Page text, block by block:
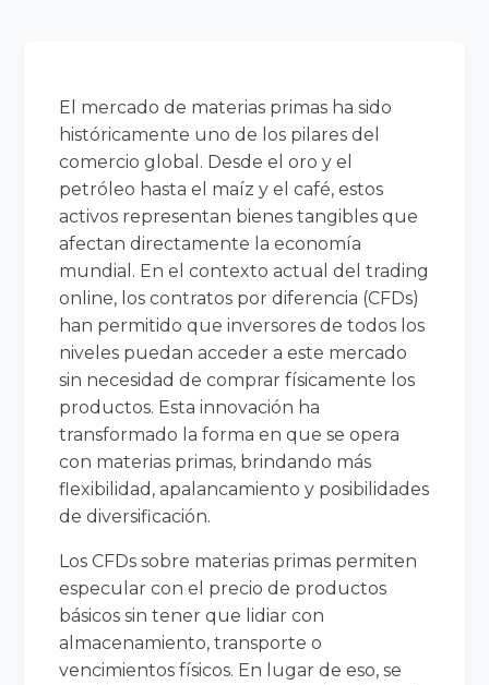
El mercado de materias primas ha sido
históricamente uno de los pilares del
comercio global. Desde el oro y el
petróleo hasta el maíz y el café, estos
activos representan bienes tangibles que
afectan directamente la economía
mundial. En el contexto actual del trading
online, los contratos por diferencia (CFDs)
han permitido que inversores de todos los
niveles puedan acceder a este mercado
sin necesidad de comprar físicamente los
productos. Esta innovación ha
transformado la forma en que se opera
con materias primas, brindando más
flexibilidad, apalancamiento y posibilidades
de diversificación.
Los CFDs sobre materias primas permiten
especular con el precio de productos
básicos sin tener que lidiar con
almacenamiento, transporte o
vencimientos físicos. En lugar de eso, se